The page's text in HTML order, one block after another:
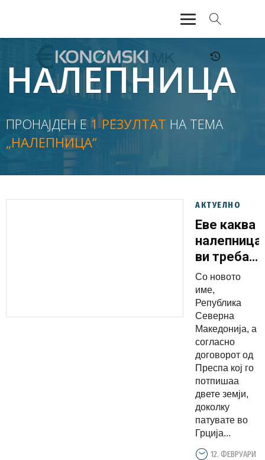
АКТУЕЛНО
ЕКОНОМИЈА
ФИНАНСИИ
БАНКАРСТВО
ЖИВОТ
НАЛЕПНИЦА
ПРОНАЈДЕН Е1 РЕЗУЛТАТ НА ТЕМА
„НАЛЕПНИЦА“
АКТУЕЛНО
Еве каква
налепница
ви треба
доколку
патувате
во Грција:
од
вечерва
стана
Република
Северна
Со новото
име,
Република
Северна
Македонија, а
согласно
договорот од
Преспа кој го
потпишаа
двете земји,
доколку
патувате во
Грција...
12. ФЕВРУАРИ